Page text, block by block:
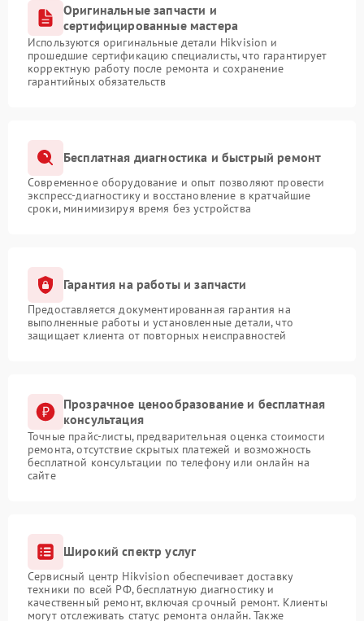
Оригинальные запчасти и
сертифицированные мастера
Используются оригинальные детали Hikvision и
прошедшие сертификацию специалисты, что гарантирует
корректную работу после ремонта и сохранение
гарантийных обязательств
Бесплатная диагностика и быстрый ремонт
Современное оборудование и опыт позволяют провести
экспресс-диагностику и восстановление в кратчайшие
сроки, минимизируя время без устройства
Гарантия на работы и запчасти
Предоставляется документированная гарантия на
выполненные работы и установленные детали, что
защищает клиента от повторных неисправностей
Прозрачное ценообразование и бесплатная
консультация
Точные прайс-листы, предварительная оценка стоимости
ремонта, отсутствие скрытых платежей и возможность
бесплатной консультации по телефону или онлайн на
сайте
Широкий спектр услуг
Сервисный центр Hikvision обеспечивает доставку
техники по всей РФ, бесплатную диагностику и
качественный ремонт, включая срочный ремонт. Клиенты
могут отслеживать статус ремонта онлайн. Также